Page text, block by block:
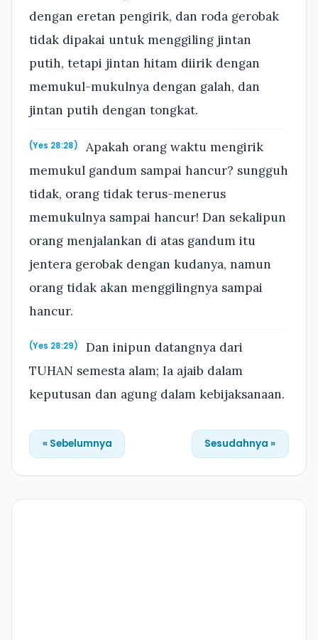
dengan eretan pengirik, dan roda gerobak
tidak dipakai untuk menggiling jintan
putih, tetapi jintan hitam diirik dengan
memukul-mukulnya dengan galah, dan
jintan putih dengan tongkat.
(Yes 28:28)
Apakah orang waktu mengirik
memukul gandum sampai hancur? sungguh
tidak, orang tidak terus-menerus
memukulnya sampai hancur! Dan sekalipun
orang menjalankan di atas gandum itu
jentera gerobak dengan kudanya, namun
orang tidak akan menggilingnya sampai
hancur.
(Yes 28:29)
Dan inipun datangnya dari
TUHAN semesta alam; Ia ajaib dalam
keputusan dan agung dalam kebijaksanaan.
« Sebelumnya Sesudahnya »